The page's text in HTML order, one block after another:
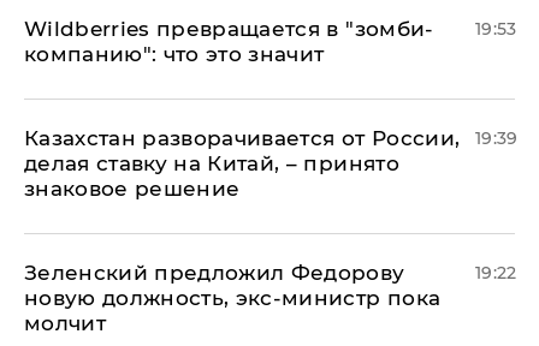
Wildberries превращается в "зомби-
компанию": что это значит
19:53
Казахстан разворачивается от России,
делая ставку на Китай, – принято
знаковое решение
19:39
Зеленский предложил Федорову
новую должность, экс-министр пока
молчит
19:22